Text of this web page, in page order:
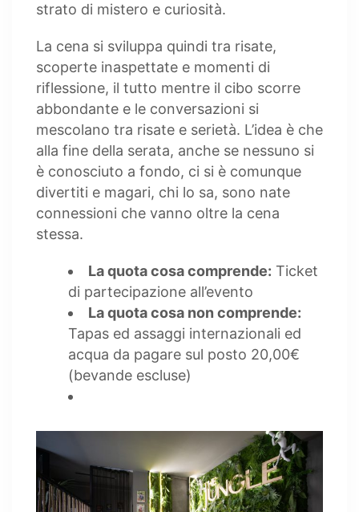
strato di mistero e curiosità.
La cena si sviluppa quindi tra risate,
scoperte inaspettate e momenti di
riflessione, il tutto mentre il cibo scorre
abbondante e le conversazioni si
mescolano tra risate e serietà. L’idea è che
alla fine della serata, anche se nessuno si
è conosciuto a fondo, ci si è comunque
divertiti e magari, chi lo sa, sono nate
connessioni che vanno oltre la cena
stessa.
La quota cosa comprende: Ticket
di partecipazione all’evento
La quota cosa non comprende:
Tapas ed assaggi internazionali ed
acqua da pagare sul posto 20,00€
(bevande escluse)